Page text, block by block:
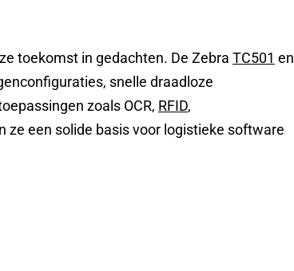
toekomst in gedachten. De Zebra TC501 en
snelle draadloze
zoals OCR, RFID,
ze een solide basis voor logistieke software